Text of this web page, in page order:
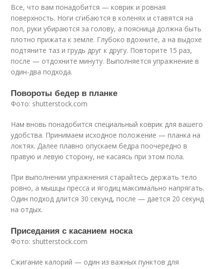
Все, что вам понадобится — коврик и ровная
поверхность. Ноги сгибаются в коленях и ставятся на
пол, руки убираются за голову, а поясница должна быть
плотно прижата к земле. Глубоко вдохните, а на выдохе
подтяните таз и грудь друг к другу. Повторите 15 раз,
после — отдохните минуту. Выполняется упражнение в
один-два подхода.
Повороты бедер в планке
Фото: shutterstock.com
Нам вновь понадобится специальный коврик для вашего
удобства. Принимаем исходное положение — планка на
локтях. Далее плавно опускаем бедра поочередно в
правую и левую сторону, не касаясь при этом пола.
При выполнении упражнения старайтесь держать тело
ровно, а мышцы пресса и ягодиц максимально напрягать.
Один подход длится 30 секунд, после — дается 20 секунд
на отдых.
Приседания с касанием носка
Фото: shutterstock.com
Сжигание калорий — один из важных пунктов для